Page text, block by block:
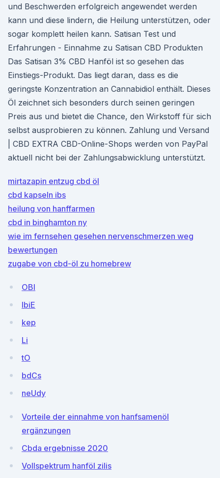
und Beschwerden erfolgreich angewendet werden
kann und diese lindern, die Heilung unterstützen, oder
sogar komplett heilen kann. Satisan Test und
Erfahrungen - Einnahme zu Satisan CBD Produkten
Das Satisan 3% CBD Hanföl ist so gesehen das
Einstiegs-Produkt. Das liegt daran, dass es die
geringste Konzentration an Cannabidiol enthält. Dieses
Öl zeichnet sich besonders durch seinen geringen
Preis aus und bietet die Chance, den Wirkstoff für sich
selbst ausprobieren zu können. Zahlung und Versand
| CBD EXTRA CBD-Online-Shops werden von PayPal
aktuell nicht bei der Zahlungsabwicklung unterstützt.
mirtazapin entzug cbd öl
cbd kapseln ibs
heilung von hanffarmen
cbd in binghamton ny
wie im fernsehen gesehen nervenschmerzen weg
bewertungen
zugabe von cbd-öl zu homebrew
OBI
IbiE
kep
Li
tO
bdCs
neUdy
Vorteile der einnahme von hanfsamenöl
ergänzungen
Cbda ergebnisse 2020
Vollspektrum hanföl zilis